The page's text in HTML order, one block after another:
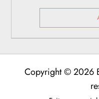
Copyright © 2026